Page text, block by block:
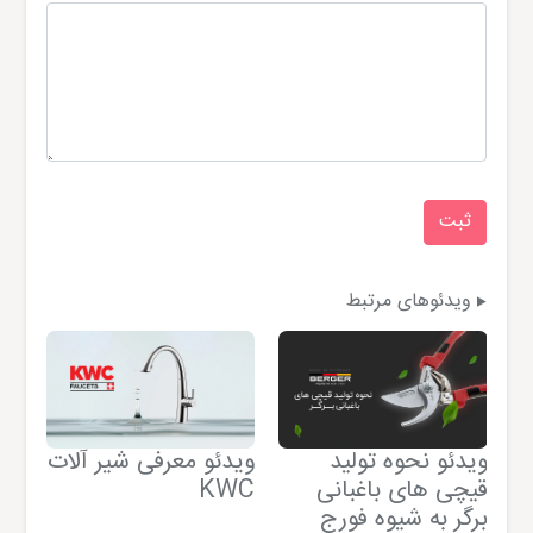
ویدئوهای مرتبط
ویدئو معرفی شیر آلات
KWC
ویدئو نحوه تولید
قیچی های باغبانی
برگر به شیوه فورج